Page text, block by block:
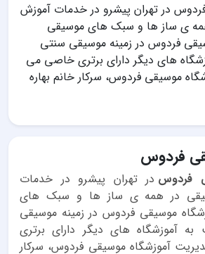
در تهران پیشرو در خدمات آموزش
ی ساز ها و سبک های موسیقی
فردوس در زمینه موسیقی سنتی
های دیگر دارای برتری خاصی می
موسیقی فردوس، سرکار خانم بهاره
فردوس
فردوس در تهران پیشرو در خدمات
در همه ی ساز ها و سبک های
موسیقی فردوس در زمینه موسیقی
به آموزشگاه های دیگر دارای برتری
آموزشگاه موسیقی فردوس، سرکار